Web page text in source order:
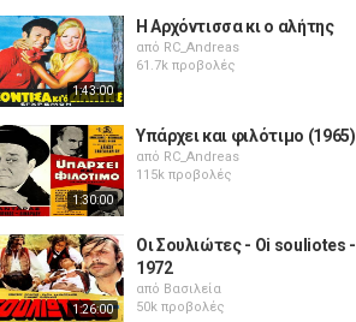
1:43:00
Η Αρχόντισσα κι ο αλήτης
από RC_Andreas
61.7k προβολές
1:30:00
Υπάρχει και φιλότιμο (1965)
από RC_Andreas
115k προβολές
1:26:00
Οι Σουλιώτες - Oi souliotes -
1972
από Βασιλεία
50k προβολές